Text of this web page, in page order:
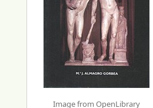
Image from OpenLibrary